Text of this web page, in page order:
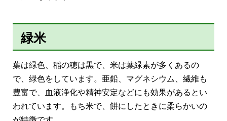
緑米
葉は緑色、稲の穂は黒で、米は葉緑素が多くあるの
で、緑色をしています。亜鉛、マグネシウム、繊維も
豊富で、血液浄化や精神安定などにも効果があるとい
われています。もち米で、餅にしたときに柔らかいの